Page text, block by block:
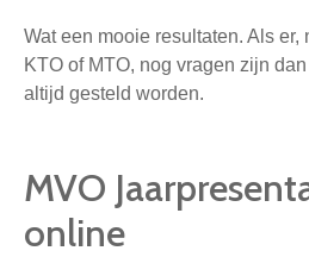
Wat een mooie resultaten. Als
KTO of MTO, nog vragen zijn
altijd gesteld worden.
MVO
online